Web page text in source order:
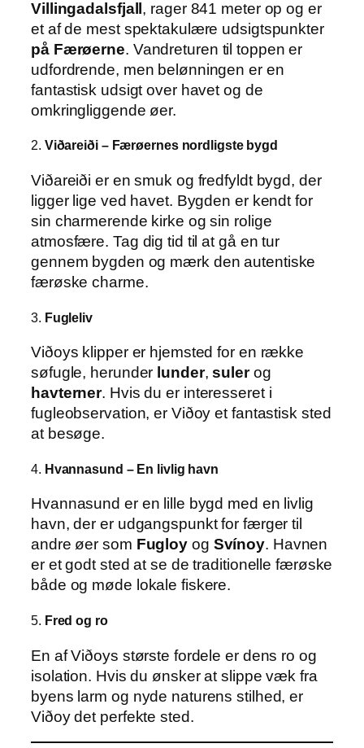
Villingadalsfjall, rager 841 meter op og er
et af de mest spektakulære udsigtspunkter
på Færøerne. Vandreturen til toppen er
udfordrende, men belønningen er en
fantastisk udsigt over havet og de
omkringliggende øer.
2. Viðareiði – Færøernes nordligste bygd
Viðareiði er en smuk og fredfyldt bygd, der
ligger lige ved havet. Bygden er kendt for
sin charmerende kirke og sin rolige
atmosfære. Tag dig tid til at gå en tur
gennem bygden og mærk den autentiske
færøske charme.
3. Fugleliv
Viðoys klipper er hjemsted for en række
søfugle, herunder lunder,sulerog
havterner. Hvis du er interesseret i
fugleobservation, er Viðoy et fantastisk sted
at besøge.
4. Hvannasund – En livlig havn
Hvannasund er en lille bygd med en livlig
havn, der er udgangspunkt for færger til
andre øer som Fugloy og Svínoy. Havnen
er et godt sted at se de traditionelle færøske
både og møde lokale fiskere.
5. Fred og ro
En af Viðoys største fordele er dens ro og
isolation. Hvis du ønsker at slippe væk fra
byens larm og nyde naturens stilhed, er
Viðoy det perfekte sted.